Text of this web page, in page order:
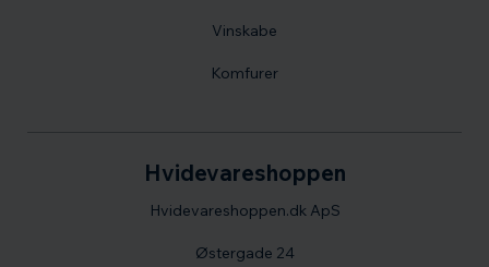
Hvidevareshoppen
Hvidevareshoppen.dk ApS
Østergade 24
Vinskabe
Komfurer